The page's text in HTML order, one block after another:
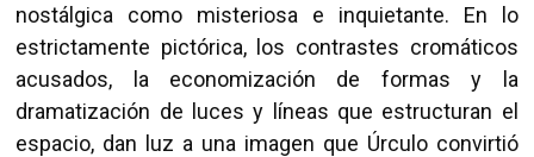
nostálgica como misteriosa e inquietante. En lo
estrictamente pictórica, los contrastes cromáticos
acusados, la economización de formas y la
dramatización de luces y líneas que estructuran el
espacio, dan luz a una imagen que Úrculo convirtió